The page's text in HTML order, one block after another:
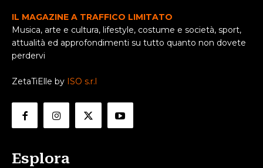
IL MAGAZINE A TRAFFICO LIMITATO
Musica, arte e cultura, lifestyle, costume e società, sport,
attualità ed approfondimenti su tutto quanto non dovete
perdervi
ZetaTiElle by ISO s.r.l
Esplora